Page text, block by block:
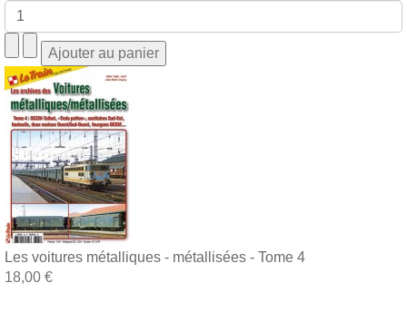
Les voitures métalliques - métallisées - Tome 4
18,00 €